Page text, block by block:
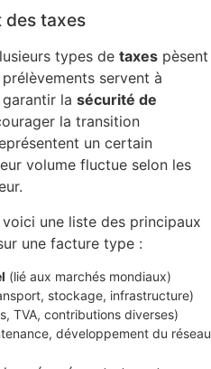
des taxes
types de taxes pèsent
servent à
la sécurité de
la transition
un certain
volume fluctue selon les
une liste des principaux
une facture type :
(lié aux marchés mondiaux)
stockage, infrastructure)
TVA, contributions diverses)
développement du réseau